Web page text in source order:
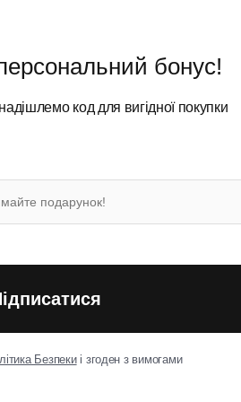
Країна походження
Серія
Матеріал оздоблення
бонус!
код для вигідної покупки
Безпекиі згоден з вимогами